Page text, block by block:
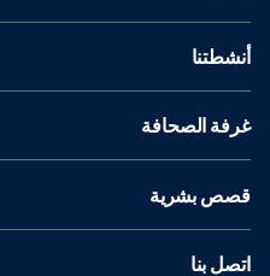
أنشطتنا
غرفة الصحافة
قصص بشرية
اتصل بنا